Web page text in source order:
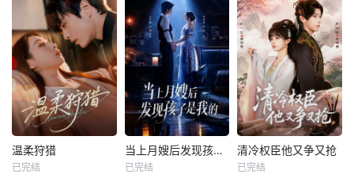
温柔狩猎
已完结
当上月嫂后发现孩子是我的
已完结
清冷权臣他又争又抢
已完结